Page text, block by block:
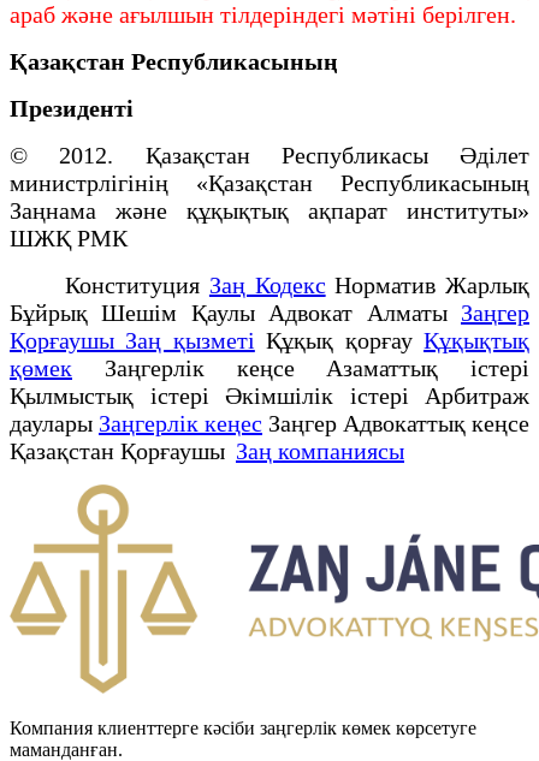
араб және ағылшын тілдеріндегі мәтіні берілген.
Қазақстан Республикасының
Президенті
© 2012. Қазақстан Республикасы Әділет
министрлігінің «Қазақстан Республикасының
Заңнама және құқықтық ақпарат институты»
ШЖҚ РМК
Конституция Заң Кодекс Норматив Жарлық
Бұйрық Шешім Қаулы Адвокат Алматы Заңгер
Қорғаушы Заң қызметі Құқық қорғауҚұқықтық
қөмек Заңгерлік кеңсе Азаматтық істері
Қылмыстық істері Әкімшілік істері Арбитраж
даулары Заңгерлік кеңес Заңгер Адвокаттық кеңсе
Қазақстан Қорғаушы Заң компаниясы
Компания клиенттерге кәсіби заңгерлік көмек көрсетуге
маманданған.